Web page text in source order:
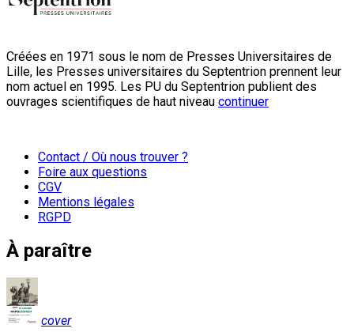
Créées en 1971 sous le nom de Presses Universitaires de
Lille, les Presses universitaires du Septentrion prennent leur
nom actuel en 1995. Les PU du Septentrion publient des
ouvrages scientifiques de haut niveau continuer
Contact / Où nous trouver ?
Foire aux questions
CGV
Mentions légales
RGPD
À paraître
cover